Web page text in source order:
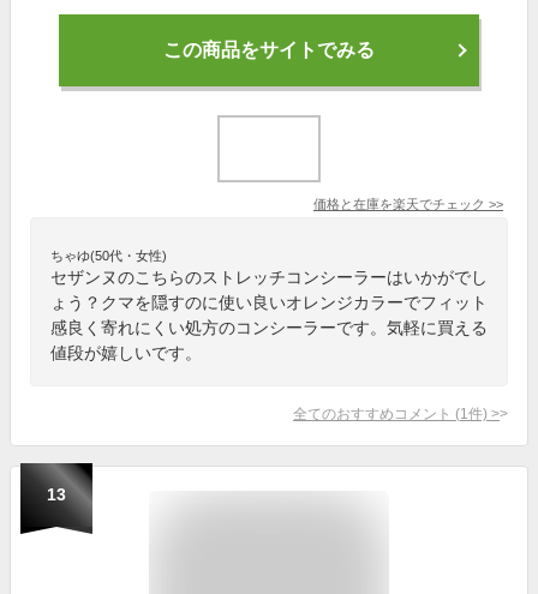
この商品をサイトでみる
価格と在庫を楽天でチェック >>
ちゃゆ(50代・女性)
セザンヌのこちらのストレッチコンシーラーはいかがでし
ょう？クマを隠すのに使い良いオレンジカラーでフィット
感良く寄れにくい処方のコンシーラーです。気軽に買える
値段が嬉しいです。
全てのおすすめコメント (1 件) >
13